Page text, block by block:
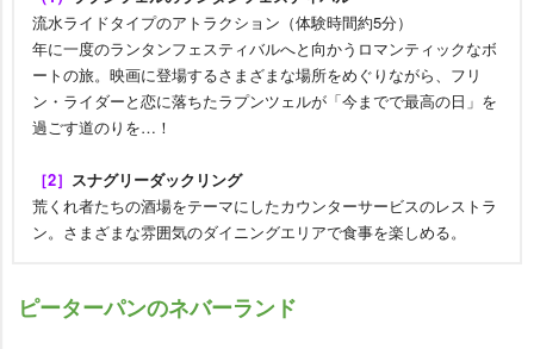
流水ライドタイプのアトラクション（体験時間約5分）
年に一度のランタンフェスティバルへと向かうロマンティックなボ
ートの旅。映画に登場するさまざまな場所をめぐりながら、フリ
ン・ライダーと恋に落ちたラプンツェルが「今までで最高の日」を
過ごす道のりを…！
［2］ スナグリーダックリング
荒くれ者たちの酒場をテーマにしたカウンターサービスのレストラ
ン。さまざまな雰囲気のダイニングエリアで食事を楽しめる。
ピーターパンのネバーランド